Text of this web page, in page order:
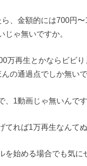
、金額的には700円〜
じゃ無いですか。
万再生とかならビビり
の通過点でしか無いで
、1動画じゃ無いんです
てれば1万再生なんてぬ
を始める場合でも気